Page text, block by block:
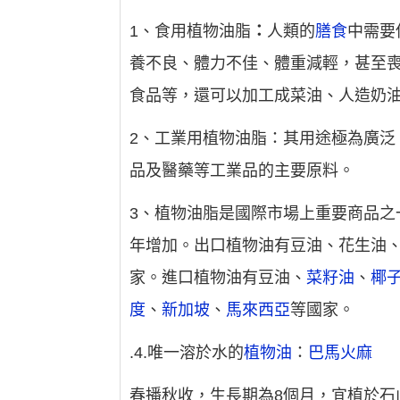
1、食用植物油脂 ： 人類的膳食中需
養不良、體力不佳、體重減輕，甚至
食品等，還可以加工成菜油、人造奶
2、工業用植物油脂 ： 其用途極為廣
品及醫藥等工業品的主要原料。
3、植物油脂是國際市場上重要商品
年增加。出口植物油有豆油、花生油
家。進口植物油有豆油、 菜籽油 、椰
度 、新加坡 、 馬來西亞等國家。
.4.唯一溶於水的植物油 ： 巴馬火麻
春播秋收，生長期為8個月，宜植於